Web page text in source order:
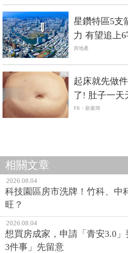
星鑽特區5支
力 有望追上
房地產
PR
起床就先做
了! 肚子一天
PR・新素簡
相關文章
2026.08.04
科技園區房市洗牌！竹科、中
旺？
2026.08.04
想買房成家，申請「青安3.0
3件事」先留意